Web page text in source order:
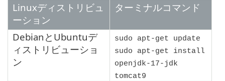
Linuxディストリビュ
ーション
ターミナルコマンド
Debian と Ubuntuデ
ィストリビューショ
ン
sudo apt-get update
sudo apt-get install
openjdk-17-jdk
tomcat9